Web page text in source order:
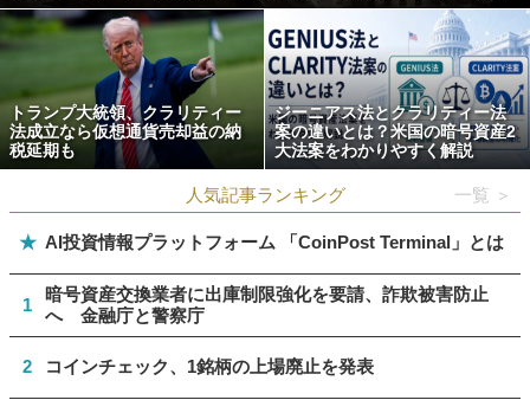
トランプ大統領、クラリティー
法成立なら仮想通貨売却益の納
税延期も
ジーニアス法とクラリティー法
案の違いとは？米国の暗号資産2
大法案をわかりやすく解説
人気記事ランキング 一覧 ＞
★ AI投資情報プラットフォーム 「CoinPost Terminal」とは
1
暗号資産交換業者に出庫制限強化を要請、詐欺被害防止
へ 金融庁と警察庁
2 コインチェック、1銘柄の上場廃止を発表